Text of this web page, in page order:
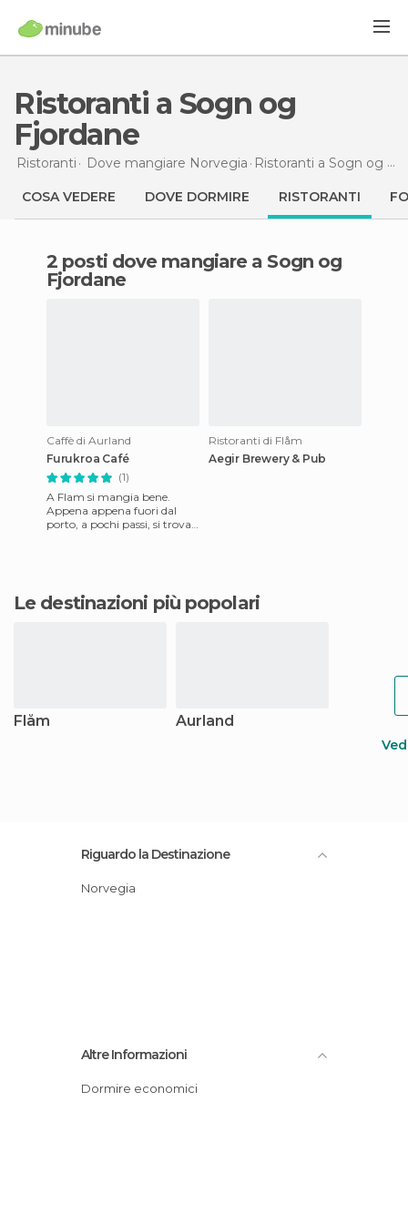
Ristoranti a Sogn og
Fjordane
Ristoranti Dove mangiare Norvegia Ristoranti a Sogn og Fjordane
COSA VEDERE DOVE DORMIRE RISTORANTI
2 posti dove mangiare a Sogn og
Fjordane
Caffè di Aurland
Furukroa Café
(1)
A Flam si mangia bene.
Appena appena fuori dal
porto, a pochi passi, si trova
Ristoranti di Flåm
Aegir Brewery & Pub
Le destinazioni più popolari
Flåm Aurland
Riguardo la Destinazione
Norvegia
Altre Informazioni
Dormire economici